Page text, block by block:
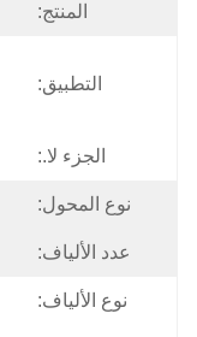
المنتج:
التطبيق:
الجزء لا.:
نوع المحول:
عدد الألياف:
نوع الألياف: